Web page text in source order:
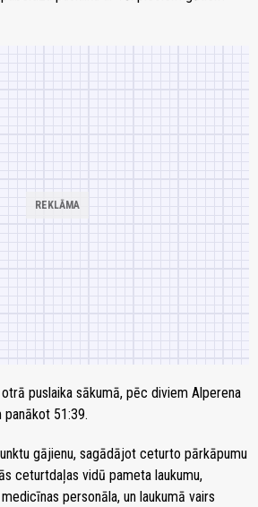
puslaika sākumā, pēc diviem Alperena
51:39.
gājienu, sagādājot ceturto pārkāpumu
ceturtdaļas vidū pameta laukumu,
personāla, un laukumā vairs